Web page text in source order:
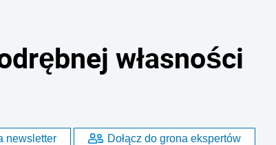
własności
newsletter Dołącz do grona ekspertów